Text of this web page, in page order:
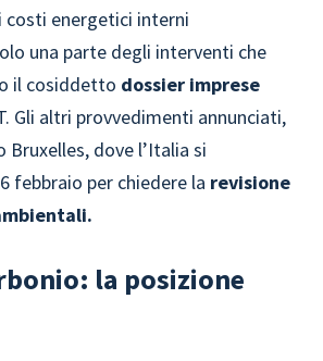
costi energetici interni
una parte degli interventi che
il cosiddetto dossier imprese
Gli altri provvedimenti annunciati,
dove l’Italia si
febbraio per chiedere la revisione
la posizione